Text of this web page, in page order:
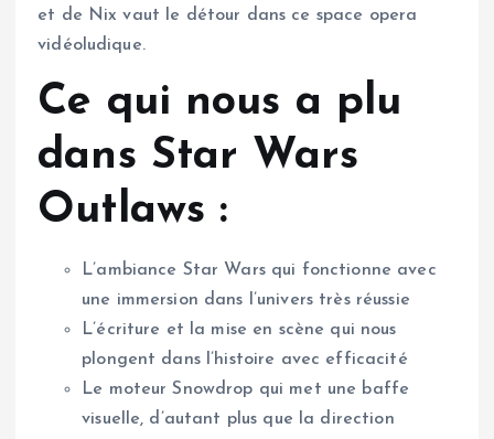
et de Nix vaut le détour dans ce space opera
vidéoludique.
Ce qui nous a plu
dans Star Wars
Outlaws :
L’ambiance Star Wars qui fonctionne avec
une immersion dans l’univers très réussie
L’écriture et la mise en scène qui nous
plongent dans l’histoire avec efficacité
Le moteur Snowdrop qui met une baffe
visuelle, d’autant plus que la direction